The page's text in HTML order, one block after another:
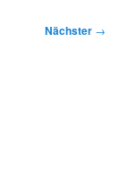
Nächster →